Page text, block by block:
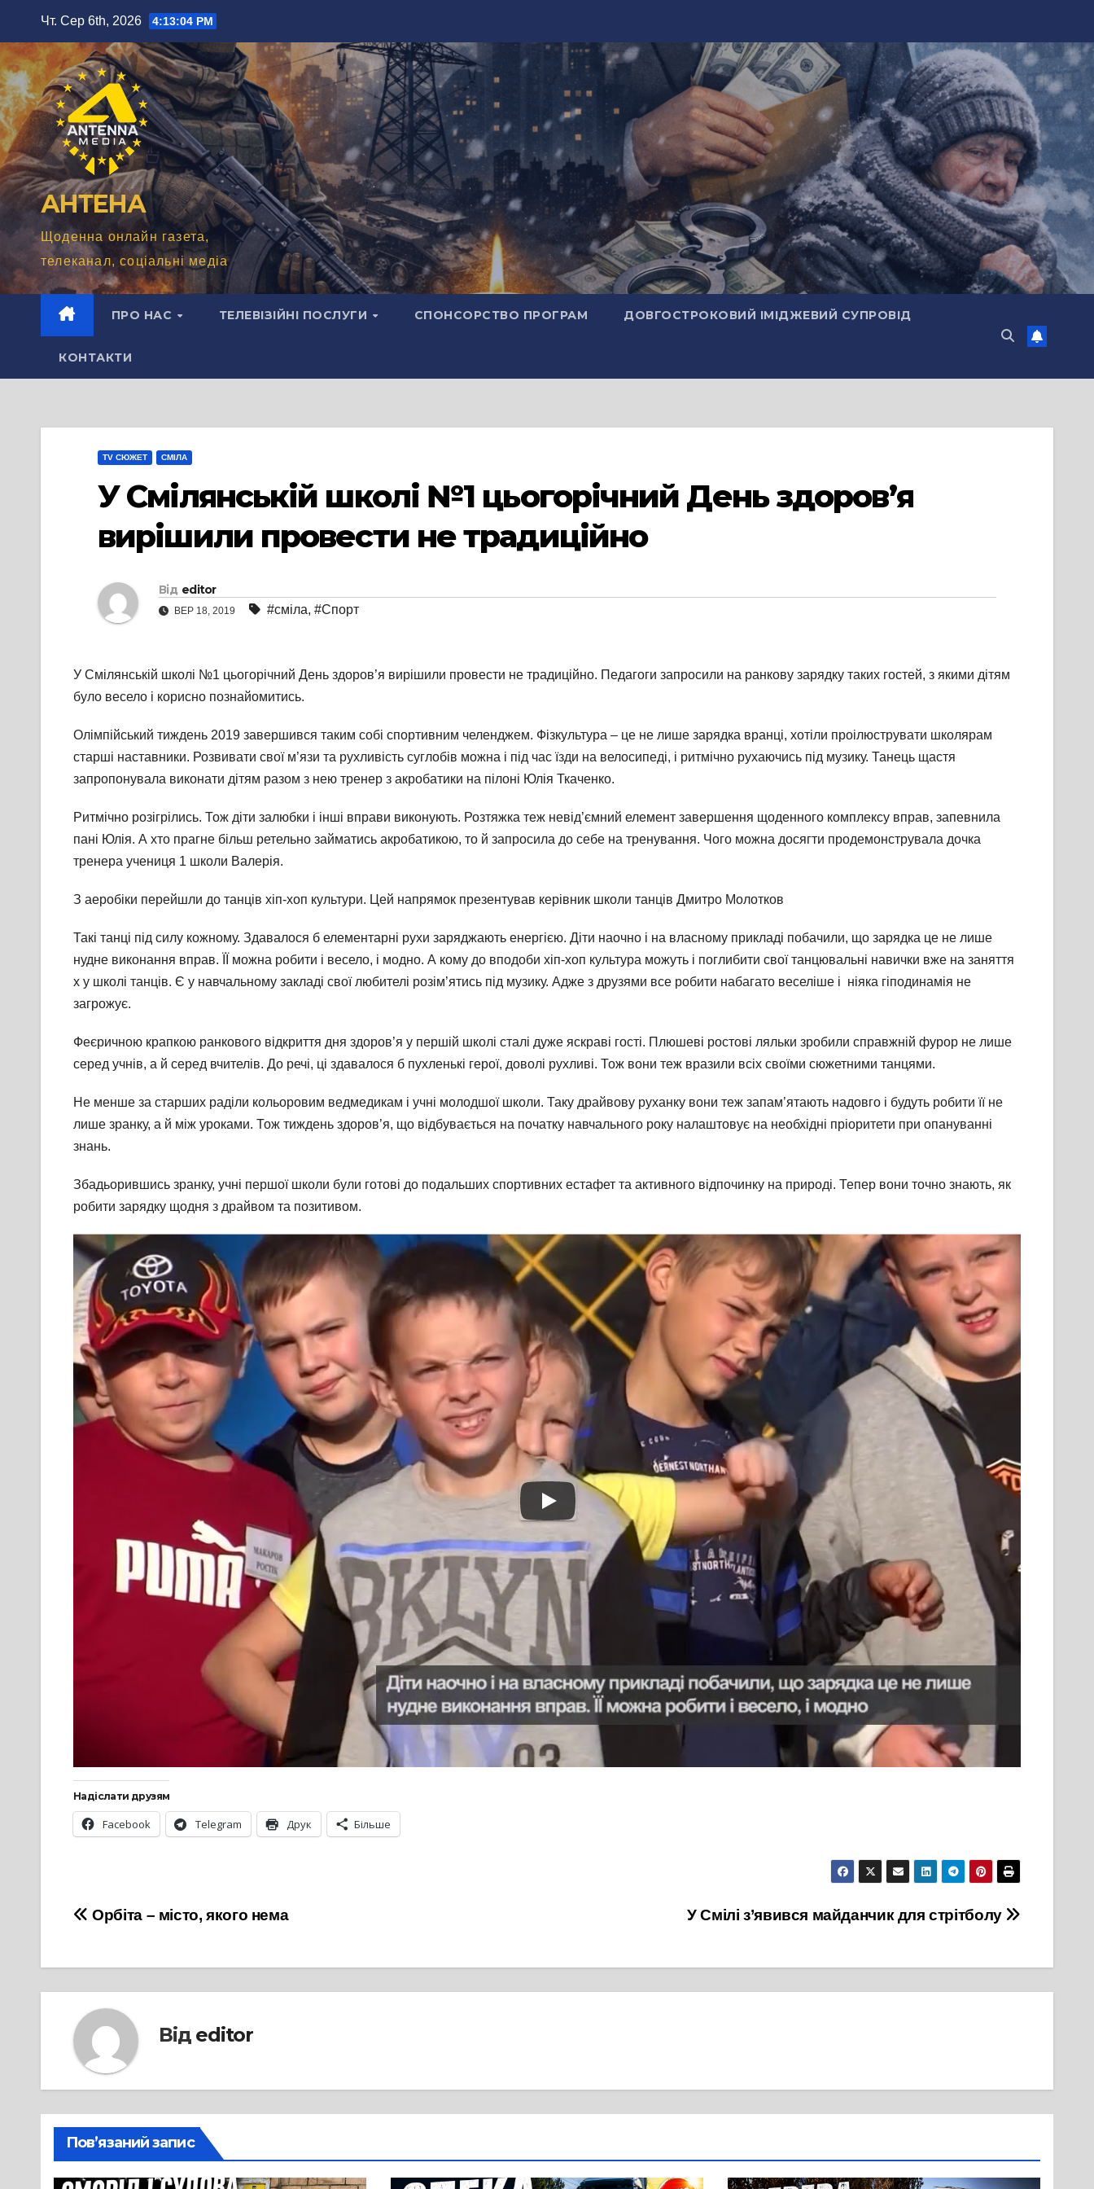
вмісту
Чт. Сер 6th, 2026 4:13:05 PM
АНТЕНА
Щоденна онлайн газета,
телеканал, соціальні медіа
ПРО НАС ТЕЛЕВІЗІЙНІ ПОСЛУГИ СПОНСОРСТВО ПРОГРАМ ДОВГОСТРОКОВИЙ ІМІДЖЕВИЙ СУПРОВІД
КОНТАКТИ
TV СЮЖЕТ СМІЛА
У Смілянській школі №1 цьогорічний День здоров’я
вирішили провести не традиційно
Від editor
ВЕР 18, 2019 #сміла, #Спорт
У Смілянській школі №1 цьогорічний День здоров’я вирішили провести не традиційно. Педагоги запросили на ранкову зарядку таких гостей, з якими дітям
було весело і корисно познайомитись.
Олімпійський тиждень 2019 завершився таким собі спортивним челенджем. Фізкультура – це не лише зарядка вранці, хотіли проілюструвати школярам
старші наставники. Розвивати свої м’язи та рухливість суглобів можна і під час їзди на велосипеді, і ритмічно рухаючись під музику. Танець щастя
запропонувала виконати дітям разом з нею тренер з акробатики на пілоні Юлія Ткаченко.
Ритмічно розігрілись. Тож діти залюбки і інші вправи виконують. Розтяжка теж невід’ємний елемент завершення щоденного комплексу вправ, запевнила
пані Юлія. А хто прагне більш ретельно займатись акробатикою, то й запросила до себе на тренування. Чого можна досягти продемонструвала дочка
тренера учениця 1 школи Валерія.
З аеробіки перейшли до танців хіп-хоп культури. Цей напрямок презентував керівник школи танців Дмитро Молотков
Такі танці під силу кожному. Здавалося б елементарні рухи заряджають енергією. Діти наочно і на власному прикладі побачили, що зарядка це не лише
нудне виконання вправ. ЇЇ можна робити і весело, і модно. А кому до вподоби хіп-хоп культура можуть і поглибити свої танцювальні навички вже на заняття
х у школі танців. Є у навчальному закладі свої любителі розім’ятись під музику. Адже з друзями все робити набагато веселіше і ніяка гіподинамія не
загрожує.
Феєричною крапкою ранкового відкриття дня здоров’я у першій школі сталі дуже яскраві гості. Плюшеві ростові ляльки зробили справжній фурор не лише
серед учнів, а й серед вчителів. До речі, ці здавалося б пухленькі герої, доволі рухливі. Тож вони теж вразили всіх своїми сюжетними танцями.
Не менше за старших раділи кольоровим ведмедикам і учні молодшої школи. Таку драйвову руханку вони теж запам’ятають надовго і будуть робити її не
лише зранку, а й між уроками. Тож тиждень здоров’я, що відбувається на початку навчального року налаштовує на необхідні пріоритети при опануванні
знань.
Збадьорившись зранку, учні першої школи були готові до подальших спортивних естафет та активного відпочинку на природі. Тепер вони точно знають, як
робити зарядку щодня з драйвом та позитивом.
Надіслати друзям
Facebook Telegram Друк Більше
Навігація
У Смілі з’явився майданчик для стрітболу
Орбіта – місто, якого нема
Від editor
Пов’язаний запис